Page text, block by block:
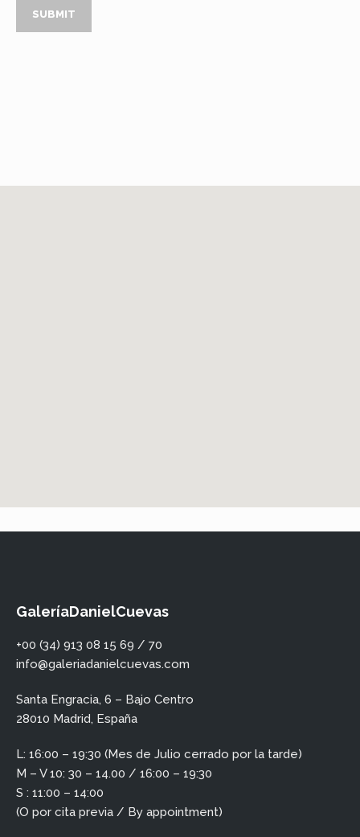
GaleríaDanielCuevas
+00 (34) 913 08 15 69 / 70
info@galeriadanielcuevas.com
Santa Engracia, 6 – Bajo Centro
28010 Madrid, España
L: 16:00 – 19:30 (Mes de Julio cerrado por la tarde)
M – V 10: 30 – 14.00 / 16:00 – 19:30
S : 11:00 – 14:00
(O por cita previa / By appointment)